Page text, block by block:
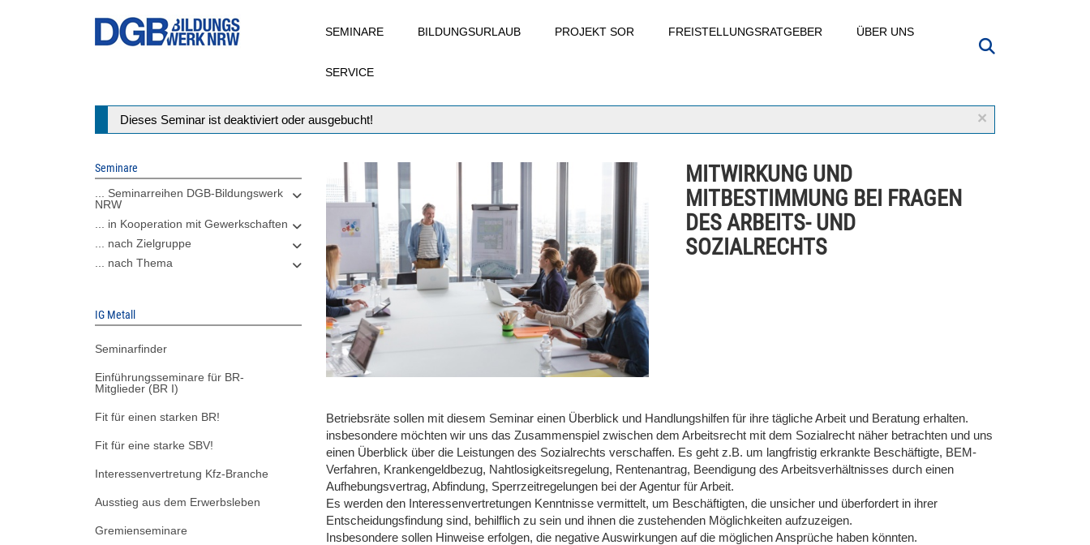
SEMINARE BILDUNGSURLAUB PROJEKT SOR FREISTELLUNGSRATGEBER ÜBER UNS
SERVICE
×
Statusmeldung
Dieses Seminar ist deaktiviert oder ausgebucht!
Seminare
... Seminarreihen DGB-Bildungswerk
NRW
... in Kooperation mit Gewerkschaften
... nach Zielgruppe
... nach Thema
IG Metall
Seminarfinder
Einführungsseminare für BR-
Mitglieder (BR I)
Fit für einen starken BR!
Fit für eine starke SBV!
Interessenvertretung Kfz-Branche
Ausstieg aus dem Erwerbsleben
Gremienseminare
MITWIRKUNG UND
MITBESTIMMUNG BEI FRAGEN
DES ARBEITS- UND
SOZIALRECHTS
Betriebsräte sollen mit diesem Seminar einen Überblick und Handlungshilfen für ihre tägliche Arbeit und Beratung erhalten.
insbesondere möchten wir uns das Zusammenspiel zwischen dem Arbeitsrecht mit dem Sozialrecht näher betrachten und uns
einen Überblick über die Leistungen des Sozialrechts verschaffen. Es geht z.B. um langfristig erkrankte Beschäftigte, BEM-
Verfahren, Krankengeldbezug, Nahtlosigkeitsregelung, Rentenantrag, Beendigung des Arbeitsverhältnisses durch einen
Aufhebungsvertrag, Abfindung, Sperrzeitregelungen bei der Agentur für Arbeit.
Es werden den Interessenvertretungen Kenntnisse vermittelt, um Beschäftigten, die unsicher und überfordert in ihrer
Entscheidungsfindung sind, behilflich zu sein und ihnen die zustehenden Möglichkeiten aufzuzeigen.
Insbesondere sollen Hinweise erfolgen, die negative Auswirkungen auf die möglichen Ansprüche haben könnten.